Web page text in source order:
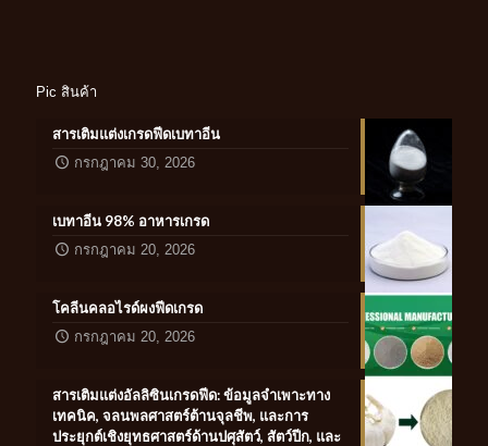
Pic สินค้า
สารเติมแต่งเกรดฟีดเบทาอีน
กรกฎาคม 30, 2026
เบทาอีน 98% อาหารเกรด
กรกฎาคม 20, 2026
โคลีนคลอไรด์ผงฟีดเกรด
กรกฎาคม 20, 2026
สารเติมแต่งอัลลิซินเกรดฟีด: ข้อมูลจำเพาะทาง
เทคนิค, จลนพลศาสตร์ต้านจุลชีพ, และการ
ประยุกต์เชิงยุทธศาสตร์ด้านปศุสัตว์, สัตว์ปีก, และ